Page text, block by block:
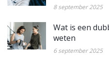
8 september 2025
Wat is een
weten
6 september 2025